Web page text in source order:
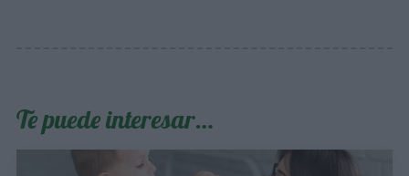
Te puede interesar…